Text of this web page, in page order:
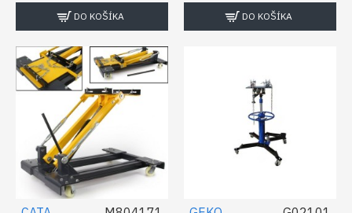
DO KOŠÍKA DO KOŠÍKA